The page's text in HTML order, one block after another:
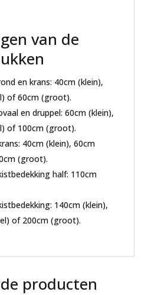
van de
en krans: 40cm (klein),
of 60cm (groot).
en druppel: 60cm (klein),
of 100cm (groot).
40cm (klein), 60cm
(groot).
half: 110cm
140cm (klein),
of 200cm (groot).
producten